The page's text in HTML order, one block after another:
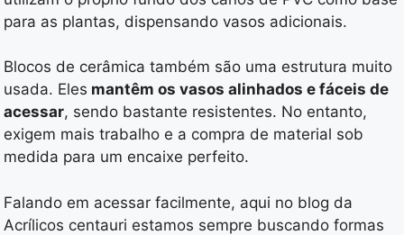
para as plantas, dispensando vasos adicionais.
Blocos de cerâmica também são uma estrutura muito
usada. Eles mantêm os vasos alinhados e fáceis de
acessar, sendo bastante resistentes. No entanto,
exigem mais trabalho e a compra de material sob
medida para um encaixe perfeito.
Falando em acessar facilmente, aqui no blog da
Acrílicos centauri estamos sempre buscando formas